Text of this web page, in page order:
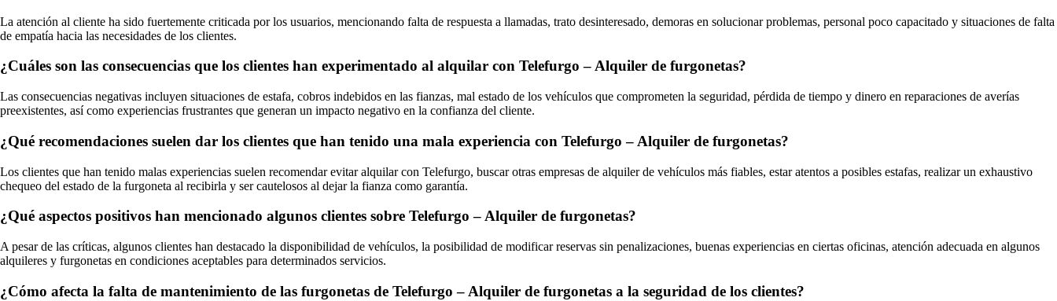
La atención al cliente ha sido fuertemente criticada por los usuarios, mencionando falta de respuesta a llamadas, trato desinteresado, demoras en solucionar problemas, personal poco capacitado y situaciones de falta
de empatía hacia las necesidades de los clientes.
¿Cuáles son las consecuencias que los clientes han experimentado al alquilar con Telefurgo – Alquiler de furgonetas?
Las consecuencias negativas incluyen situaciones de estafa, cobros indebidos en las fianzas, mal estado de los vehículos que comprometen la seguridad, pérdida de tiempo y dinero en reparaciones de averías
preexistentes, así como experiencias frustrantes que generan un impacto negativo en la confianza del cliente.
¿Qué recomendaciones suelen dar los clientes que han tenido una mala experiencia con Telefurgo – Alquiler de furgonetas?
Los clientes que han tenido malas experiencias suelen recomendar evitar alquilar con Telefurgo, buscar otras empresas de alquiler de vehículos más fiables, estar atentos a posibles estafas, realizar un exhaustivo
chequeo del estado de la furgoneta al recibirla y ser cautelosos al dejar la fianza como garantía.
¿Qué aspectos positivos han mencionado algunos clientes sobre Telefurgo – Alquiler de furgonetas?
A pesar de las críticas, algunos clientes han destacado la disponibilidad de vehículos, la posibilidad de modificar reservas sin penalizaciones, buenas experiencias en ciertas oficinas, atención adecuada en algunos
alquileres y furgonetas en condiciones aceptables para determinados servicios.
¿Cómo afecta la falta de mantenimiento de las furgonetas de Telefurgo – Alquiler de furgonetas a la seguridad de los clientes?